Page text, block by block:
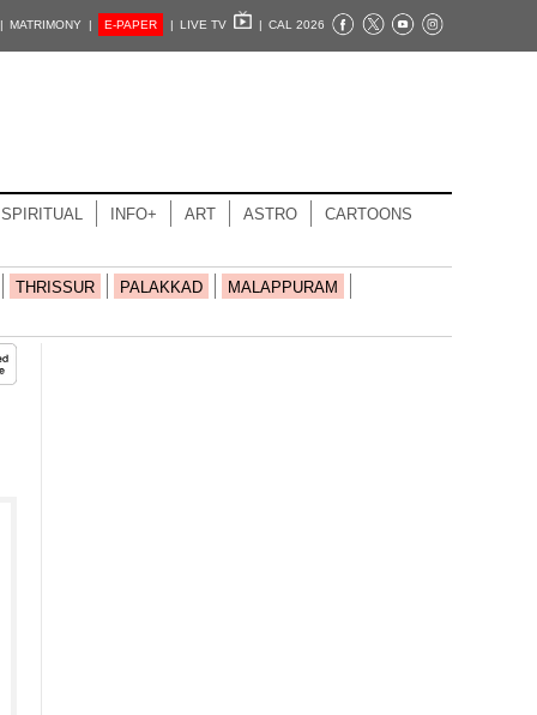
MATRIMONY | E-PAPER | LIVE TV | CAL 2026
SPIRITUAL INFO+ ART ASTRO CARTOONS
THRISSUR PALAKKAD MALAPPURAM